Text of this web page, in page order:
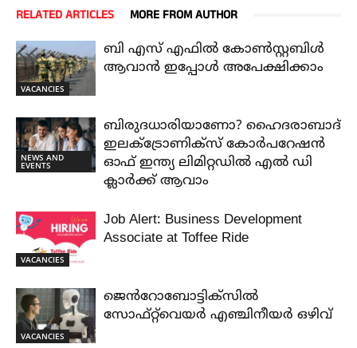
RELATED ARTICLES MORE FROM AUTHOR
VACANCIES
ബി എസ് എഫിൽ കോൺസ്റ്റബിൾ
ആവാൻ ഇപ്പോൾ അപേക്ഷിക്കാം
NEWS AND
EVENTS
ബിരുദധാരിയാണോ? ഹൈദരാബാദ്
ഇലക്ട്രോണിക്സ് കോർപറേഷൻ
ഓഫ് ഇന്ത്യ ലിമിറ്റഡിൽ എൽ ഡി
ക്ലാർക്ക് ആവാം
VACANCIES
Job Alert: Business Development
Associate at Toffee Ride
VACANCIES
ജെൻറോബോട്ടിക്സിൽ
സോഫ്റ്റ്‌വെയർ എഞ്ചിനീയർ ഒഴിവ്